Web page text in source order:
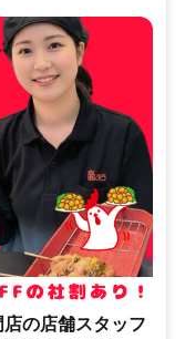
の店舗スタッフ